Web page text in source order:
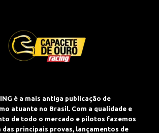
é a mais antiga publicação de
atuante no Brasil. Com a qualidade e
de todo o mercado e pilotos fazemos
das principais provas, lançamentos de